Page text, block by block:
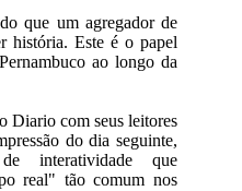
que um agregador de
história. Este é o papel
ao longo da
Diario com seus leitores
do dia seguinte,
interatividade que
real" tão comum nos